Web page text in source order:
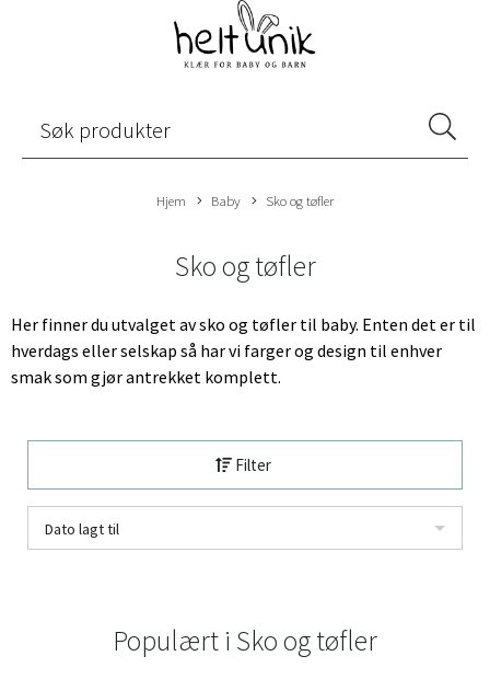
Hjem Baby Sko og tøfler
Sko og tøfler
Her finner du utvalget av sko og tøfler til baby. Enten det er til
hverdags eller selskap så har vi farger og design til enhver
smak som gjør antrekket komplett.
Filter
Dato lagt til
Populært i Sko og tøfler